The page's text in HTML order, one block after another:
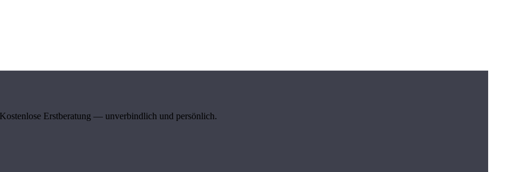
Erstberatung — unverbindlich und persönlich.